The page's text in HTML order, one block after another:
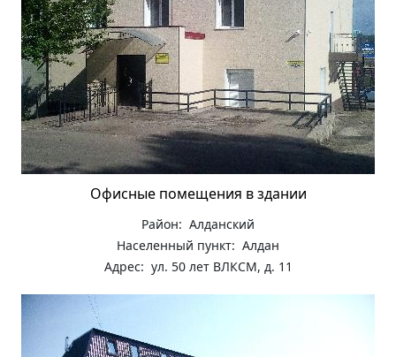
Офисные помещения в здании
Район: Алданский
Населенный пункт: Алдан
Адрес: ул. 50 лет ВЛКСМ, д. 11